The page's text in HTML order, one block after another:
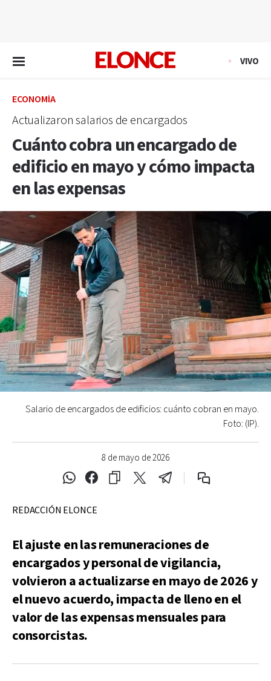
VIVO
ECONOMÍA
Actualizaron salarios de encargados
Cuánto cobra un encargado de
edificio en mayo y cómo impacta
en las expensas
8 de mayo de 2026
Salario de encargados de edificios: cuánto cobran en mayo.
Foto: (IP).
REDACCIÓN ELONCE
El ajuste en las remuneraciones de
encargados y personal de vigilancia,
volvieron a actualizarse en mayo de 2026 y
el nuevo acuerdo, impacta de lleno en el
valor de las expensas mensuales para
consorcistas.